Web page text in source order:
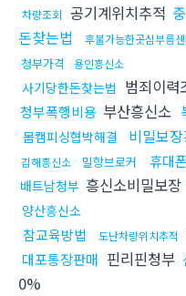
차량조회 공기계위치추적
돈찾는법
후불가능한곳심부름
청부가격 용인흥신소
사기당한돈찾는법 범죄이력
청부폭행비용 부산흥신소
몸캠피싱협박해결 비밀보
김해흥신소 밀항브로커 휴대
배트남청부 흥신소비밀보장
양산흥신소
참교육방법 도난차량위치추적
대포통장판매 핀리핀청부
0%